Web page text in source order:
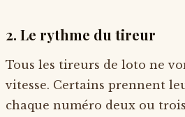
2. Le rythme du tireur
Tous les tireurs de loto ne
vitesse. Certains prennent
chaque numéro deux ou